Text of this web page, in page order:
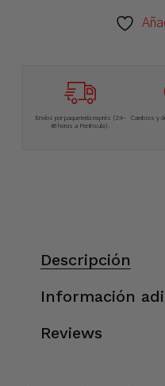
Envíos por paquetería exprés (24-
48 horas a Península).
Cambios y
Descripción
Información
Reviews